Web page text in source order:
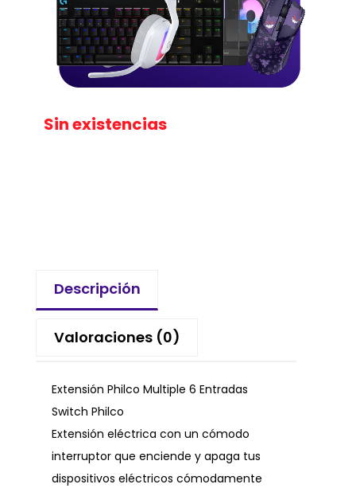
Sin existencias
Descripción
Valoraciones (0)
Extensión Philco Multiple 6 Entradas
Switch Philco
Extensión eléctrica con un cómodo
interruptor que enciende y apaga tus
dispositivos eléctricos cómodamente